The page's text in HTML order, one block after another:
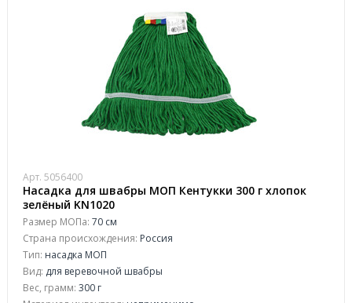
Арт. 5056400
Насадка для швабры МОП Кентукки 300 г хлопок
зелёный KN1020
Размер МОПа: 70 см
Страна происхождения: Россия
Тип: насадка МОП
Вид: для веревочной швабры
Вес, грамм: 300 г